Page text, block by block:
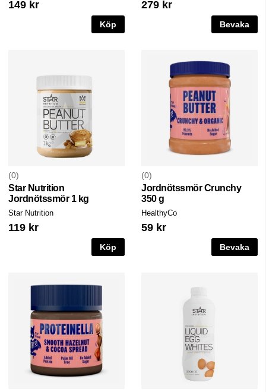
149 kr
Köp
279 kr
Bevaka
0
Star Nutrition
Jordnötssmör 1 kg
Star Nutrition
119 kr
Köp
0
Jordnötssmör Crunchy
350 g
HealthyCo
59 kr
Bevaka